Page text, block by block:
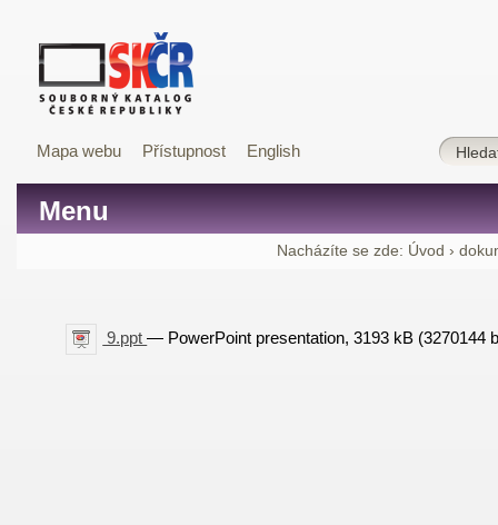
Mapa webu Přístupnost English
Menu
Nacházíte se zde: Úvod ›
9.ppt— PowerPoint presentation, 3193 kB (3270144